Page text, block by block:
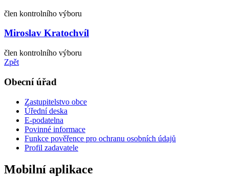
člen kontrolního výboru
Miroslav Kratochvíl
člen kontrolního výboru
Zpět
Obecní úřad
Zastupitelstvo obce
Úřední deska
E-podatelna
Povinné informace
Funkce pověřence pro ochranu osobních údajů
Profil zadavatele
Mobilní aplikace